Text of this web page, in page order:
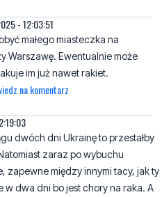
- 12:03:51
małego miasteczka na
Warszawę. Ewentualnie może
im już nawet rakiet.
na komentarz
dwóch dni Ukrainę to przestałby
zaraz po wybuchu
zapewne między innymi tacy, jak ty
w dwa dni bo jest chory na raka. A